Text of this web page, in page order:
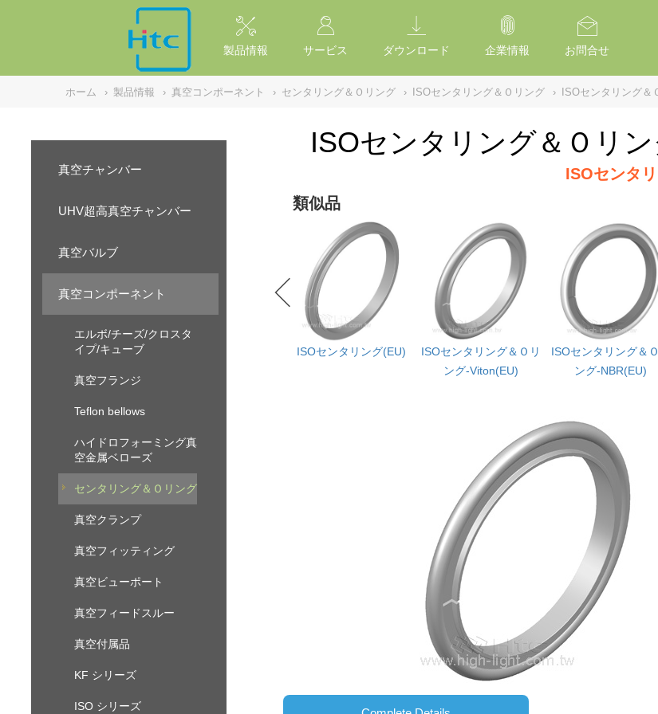
製品情報 サービス ダウンロード 企業情報 お問合せ
ホーム › 製品情報 › 真空コンポーネント › センタリング＆Ｏリング › ISOセンタリング＆Ｏリング › ISOセンタリング＆
真空チャンバー
UHV超高真空チャンバー
真空バルブ
真空コンポーネント
エルボ/チーズ/クロスタ
イプ/キューブ
真空フランジ
Teflon bellows
ハイドロフォーミング真
空金属ベローズ
センタリング＆Ｏリング
真空クランプ
真空フィッティング
真空ビューポート
真空フィードスルー
真空付属品
KF シリーズ
ISO シリーズ
ISOセンタリング＆Ｏリ
ISOセンタ
類似品
ISOセンタリング(EU)
ISOセンタリング＆Ｏリ
ング-Viton(EU)
ISOセンタリング＆
ング-NBR(EU)